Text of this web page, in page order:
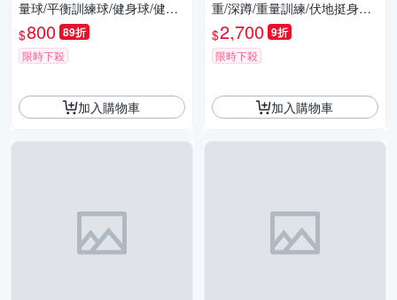
量球/平衡訓練球/健身球/健力
球/太極球/GetSport)
$800 89折
限時下殺
加入購物車
重/深蹲/重量訓練/伏地挺身器/
肌力訓練/二頭肌/胸肌)
$2,700 9折
限時下殺
加入購物車